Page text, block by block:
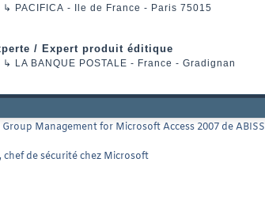
↳ PACIFICA - Ile de France - Paris 75015
/ Expert produit éditique
↳ LA BANQUE POSTALE - France - Gradignan
Management for Microsoft Access 2007 de ABISS
chef de sécurité chez Microsoft